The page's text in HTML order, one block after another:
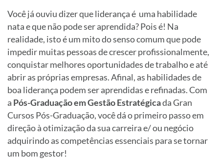
Você já ouviu dizer que liderança é uma habilidade
nata e que não pode ser aprendida? Pois é! Na
realidade, isto é um mito do senso comum que pode
impedir muitas pessoas de crescer profissionalmente,
conquistar melhores oportunidades de trabalho e até
abrir as próprias empresas. Afinal, as habilidades de
boa liderança podem ser aprendidas e refinadas. Com
a Pós-Graduação em Gestão Estratégicada Gran
Cursos Pós-Graduação, você dá o primeiro passo em
direção à otimização da sua carreira e/ ou negócio
adquirindo as competências essenciais para se tornar
um bom gestor!